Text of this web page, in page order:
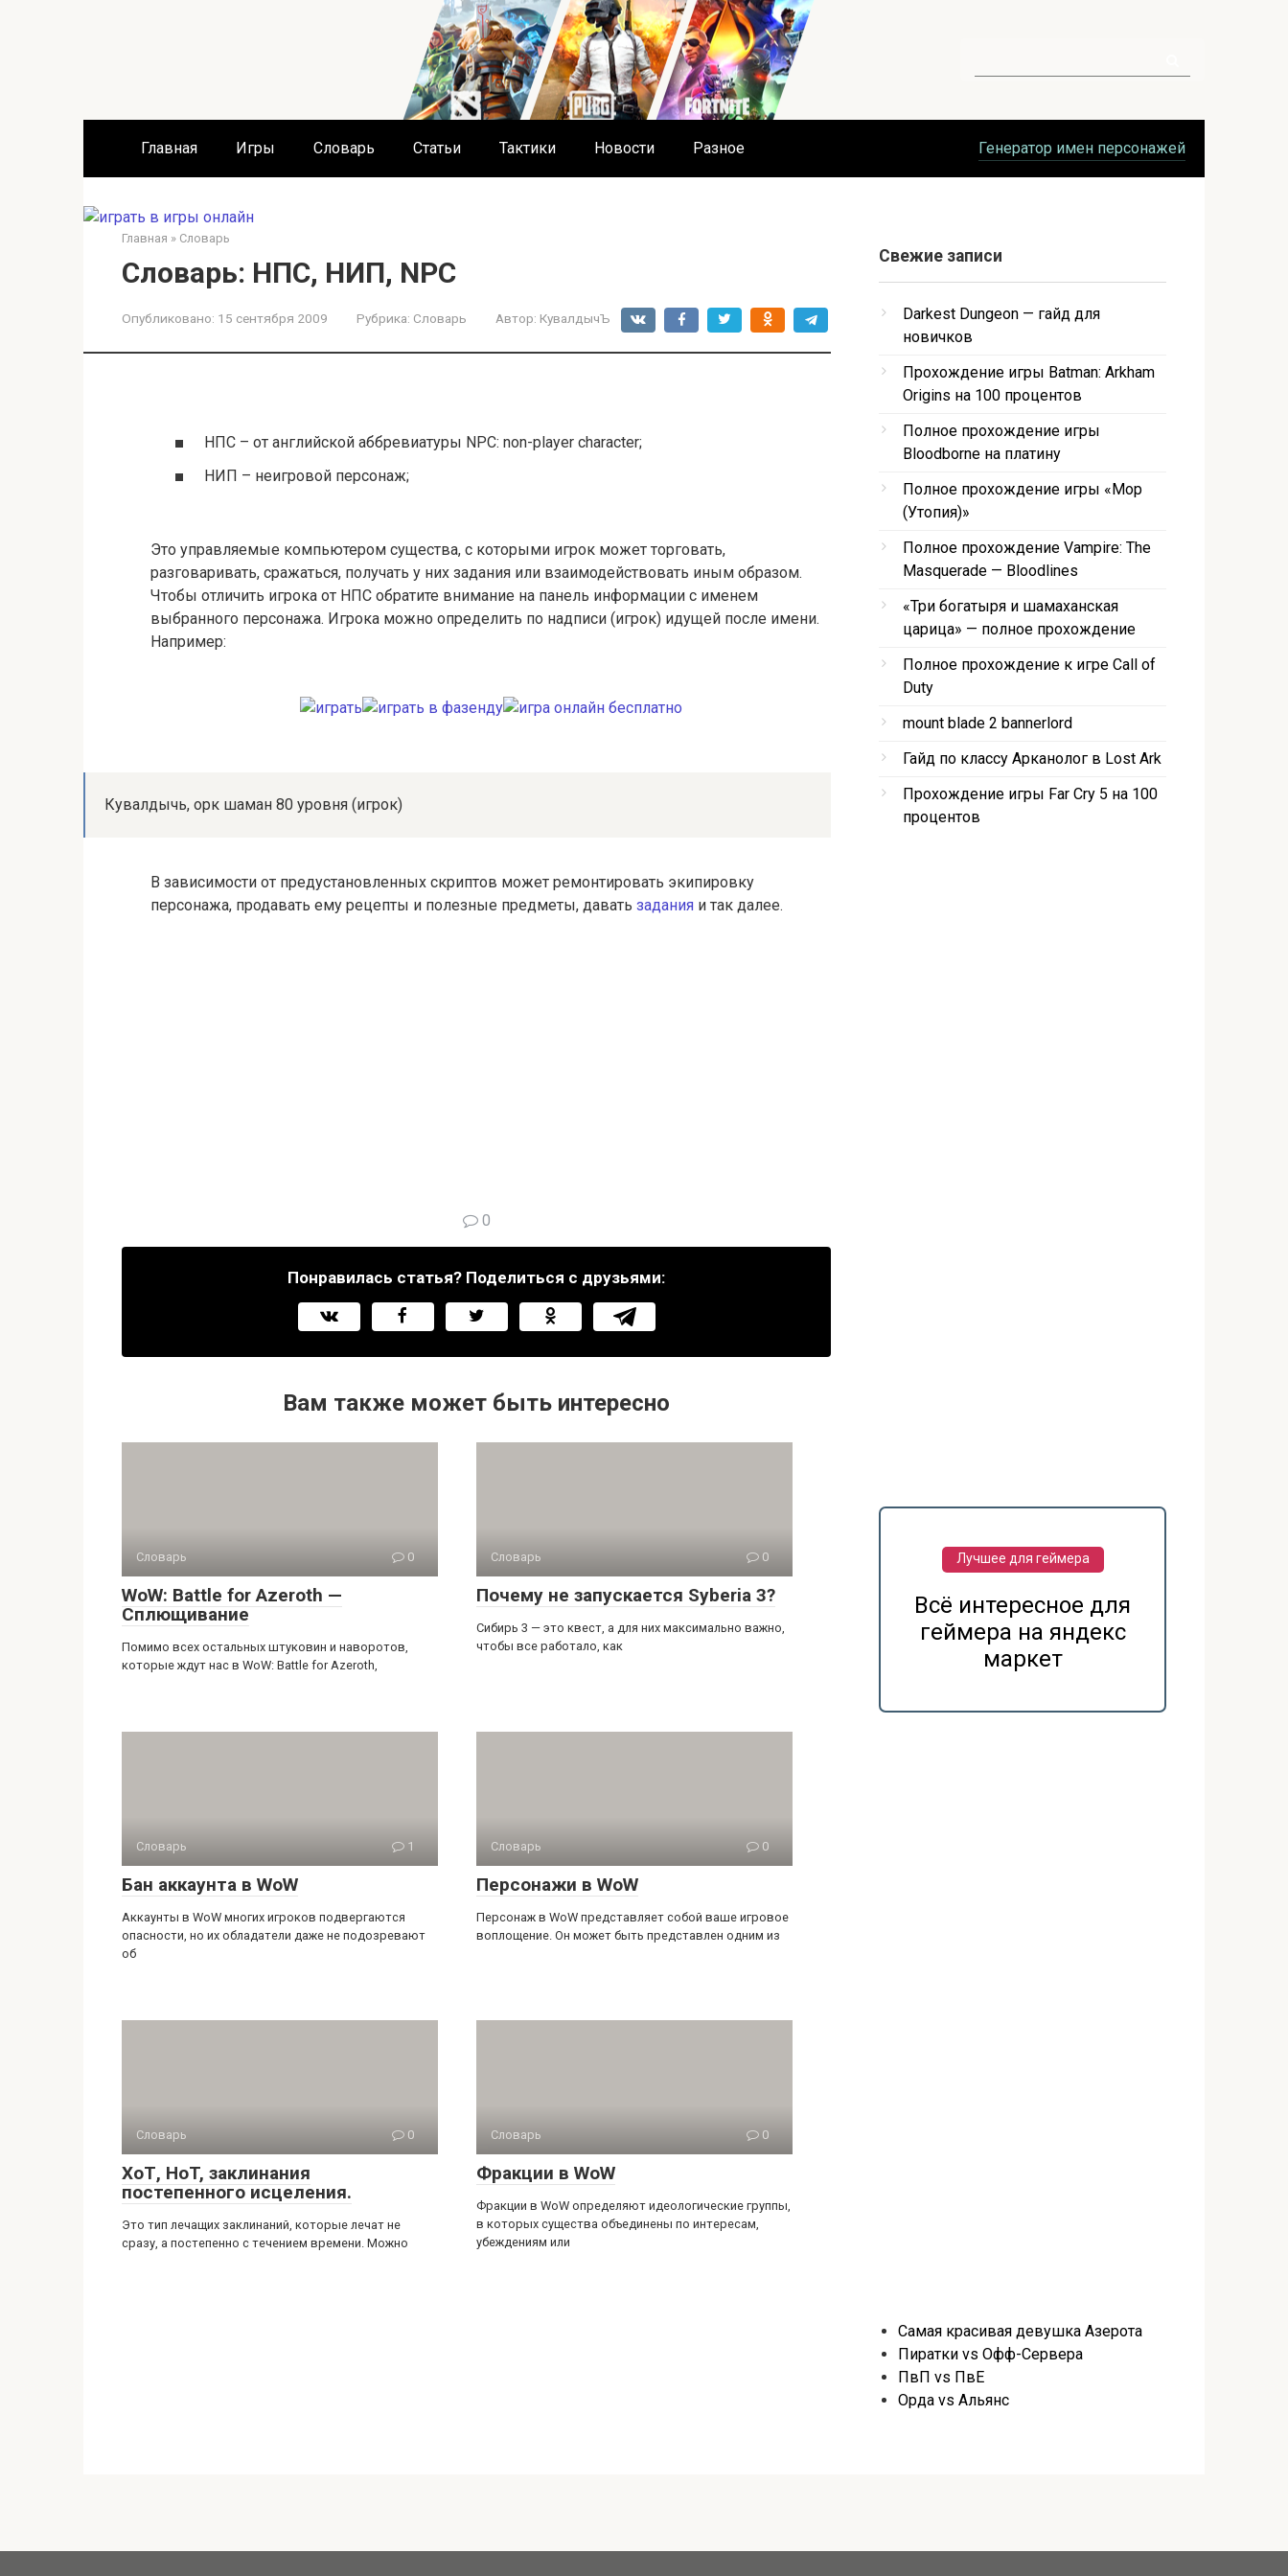
Главная Игры Словарь Статьи Тактики Новости Разное Генератор имен персонажей
Главная » Словарь
Словарь: НПС, НИП, NPC
Опубликовано: 15 сентября 2009 Рубрика: Словарь Автор: КувалдычЪ
НПС – от английской аббревиатуры NPC: non-player character;
НИП – неигровой персонаж;
Это управляемые компьютером существа, с которыми игрок может торговать,
разговаривать, сражаться, получать у них задания или взаимодействовать иным образом.
Чтобы отличить игрока от НПС обратите внимание на панель информации с именем
выбранного персонажа. Игрока можно определить по надписи (игрок) идущей после имени.
Например:
Кувалдычь, орк шаман 80 уровня (игрок)
В зависимости от предустановленных скриптов может ремонтировать экипировку
персонажа, продавать ему рецепты и полезные предметы, давать задания и так далее.
0
Понравилась статья? Поделиться с друзьями:
Вам также может быть интересно
Словарь 0
WoW: Battle for Azeroth —
Сплющивание
Помимо всех остальных штуковин и наворотов,
которые ждут нас в WoW: Battle for Azeroth,
Словарь 0
Почему не запускается Syberia 3?
Сибирь 3 — это квест, а для них максимально важно,
чтобы все работало, как
Словарь 1
Бан аккаунта в WoW
Аккаунты в WoW многих игроков подвергаются
опасности, но их обладатели даже не подозревают
об
Словарь 0
Персонажи в WoW
Персонаж в WoW представляет собой ваше игровое
воплощение. Он может быть представлен одним из
Словарь 0
ХоТ, HoT, заклинания
постепенного исцеления.
Это тип лечащих заклинаний, которые лечат не
сразу, а постепенно с течением времени. Можно
Словарь 0
Фракции в WoW
Фракции в WoW определяют идеологические группы,
в которых существа объединены по интересам,
убеждениям или
Свежие записи
Darkest Dungeon — гайд для
новичков
Прохождение игры Batman: Arkham
Origins на 100 процентов
Полное прохождение игры
Bloodborne на платину
Полное прохождение игры «Мор
(Утопия)»
Полное прохождение Vampire: The
Masquerade — Bloodlines
«Три богатыря и шамаханская
царица» — полное прохождение
Полное прохождение к игре Call of
Duty
mount blade 2 bannerlord
Гайд по классу Арканолог в Lost Ark
Прохождение игры Far Cry 5 на 100
процентов
Лучшее для геймера
Всё интересное для
геймера на яндекс
маркет
Самая красивая девушка Азерота
Пиратки vs Офф-Сервера
ПвП vs ПвЕ
Орда vs Альянс